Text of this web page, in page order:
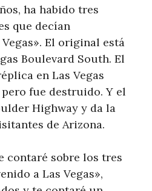
ha habido tres
que decían
El original está
Boulevard South. El
en Las Vegas
fue destruido. Y el
Highway y da la
de Arizona.
contaré sobre los tres
a Las Vegas»,